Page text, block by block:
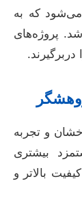
می‌شود که به
پروژه‌های
و تجربه
بیشتری
بالاتر و